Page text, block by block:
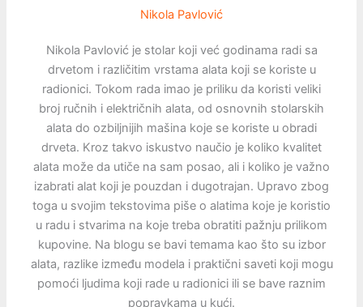
Nikola Pavlović
Nikola Pavlović je stolar koji već godinama radi sa
drvetom i različitim vrstama alata koji se koriste u
radionici. Tokom rada imao je priliku da koristi veliki
broj ručnih i električnih alata, od osnovnih stolarskih
alata do ozbiljnijih mašina koje se koriste u obradi
drveta. Kroz takvo iskustvo naučio je koliko kvalitet
alata može da utiče na sam posao, ali i koliko je važno
izabrati alat koji je pouzdan i dugotrajan. Upravo zbog
toga u svojim tekstovima piše o alatima koje je koristio
u radu i stvarima na koje treba obratiti pažnju prilikom
kupovine. Na blogu se bavi temama kao što su izbor
alata, razlike između modela i praktični saveti koji mogu
pomoći ljudima koji rade u radionici ili se bave raznim
popravkama u kući.